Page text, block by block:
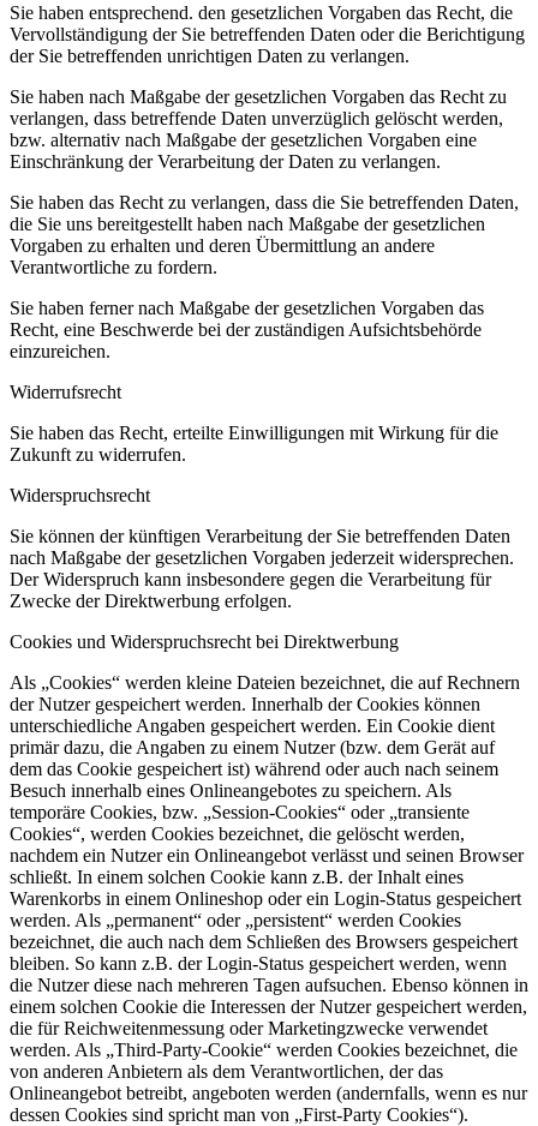
Sie haben entsprechend. den gesetzlichen Vorgaben das Recht, die
Vervollständigung der Sie betreffenden Daten oder die Berichtigung
der Sie betreffenden unrichtigen Daten zu verlangen.
Sie haben nach Maßgabe der gesetzlichen Vorgaben das Recht zu
verlangen, dass betreffende Daten unverzüglich gelöscht werden,
bzw. alternativ nach Maßgabe der gesetzlichen Vorgaben eine
Einschränkung der Verarbeitung der Daten zu verlangen.
Sie haben das Recht zu verlangen, dass die Sie betreffenden Daten,
die Sie uns bereitgestellt haben nach Maßgabe der gesetzlichen
Vorgaben zu erhalten und deren Übermittlung an andere
Verantwortliche zu fordern.
Sie haben ferner nach Maßgabe der gesetzlichen Vorgaben das
Recht, eine Beschwerde bei der zuständigen Aufsichtsbehörde
einzureichen.
Widerrufsrecht
Sie haben das Recht, erteilte Einwilligungen mit Wirkung für die
Zukunft zu widerrufen.
Widerspruchsrecht
Sie können der künftigen Verarbeitung der Sie betreffenden Daten
nach Maßgabe der gesetzlichen Vorgaben jederzeit widersprechen.
Der Widerspruch kann insbesondere gegen die Verarbeitung für
Zwecke der Direktwerbung erfolgen.
Cookies und Widerspruchsrecht bei Direktwerbung
Als „Cookies“ werden kleine Dateien bezeichnet, die auf Rechnern
der Nutzer gespeichert werden. Innerhalb der Cookies können
unterschiedliche Angaben gespeichert werden. Ein Cookie dient
primär dazu, die Angaben zu einem Nutzer (bzw. dem Gerät auf
dem das Cookie gespeichert ist) während oder auch nach seinem
Besuch innerhalb eines Onlineangebotes zu speichern. Als
temporäre Cookies, bzw. „Session-Cookies“ oder „transiente
Cookies“, werden Cookies bezeichnet, die gelöscht werden,
nachdem ein Nutzer ein Onlineangebot verlässt und seinen Browser
schließt. In einem solchen Cookie kann z.B. der Inhalt eines
Warenkorbs in einem Onlineshop oder ein Login-Status gespeichert
werden. Als „permanent“ oder „persistent“ werden Cookies
bezeichnet, die auch nach dem Schließen des Browsers gespeichert
bleiben. So kann z.B. der Login-Status gespeichert werden, wenn
die Nutzer diese nach mehreren Tagen aufsuchen. Ebenso können in
einem solchen Cookie die Interessen der Nutzer gespeichert werden,
die für Reichweitenmessung oder Marketingzwecke verwendet
werden. Als „Third-Party-Cookie“ werden Cookies bezeichnet, die
von anderen Anbietern als dem Verantwortlichen, der das
Onlineangebot betreibt, angeboten werden (andernfalls, wenn es nur
dessen Cookies sind spricht man von „First-Party Cookies“).